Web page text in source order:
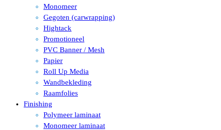
Monomeer
Gegoten (carwrapping)
Hightack
Promotioneel
PVC Banner / Mesh
Papier
Roll Up Media
Wandbekleding
Raamfolies
Finishing
Polymeer laminaat
Monomeer laminaat